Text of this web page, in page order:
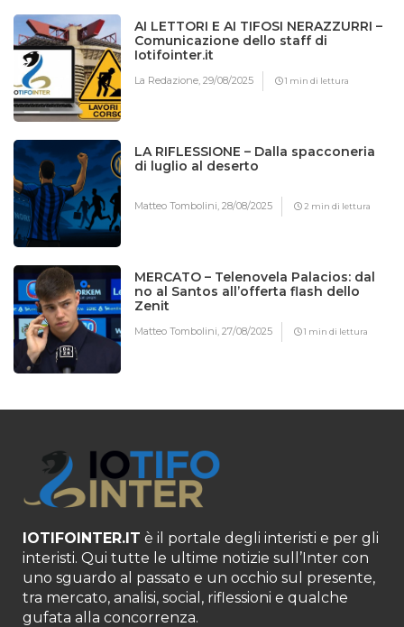
AI LETTORI E AI TIFOSI NERAZZURRI –
Comunicazione dello staff di
Iotifointer.it
La Redazione,29/08/2025 1 min di lettura
LA RIFLESSIONE – Dalla spacconeria
di luglio al deserto
Matteo Tombolini,28/08/2025 2 min di lettura
MERCATO – Telenovela Palacios: dal
no al Santos all’offerta flash dello
Zenit
Matteo Tombolini,27/08/2025 1 min di lettura
IOTIFOINTER.IT è il portale degli interisti e per gli
interisti. Qui tutte le ultime notizie sull’Inter con
uno sguardo al passato e un occhio sul presente,
tra mercato, analisi, social, riflessioni e qualche
gufata alla concorrenza.